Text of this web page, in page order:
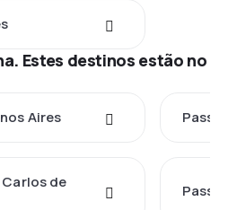
Estes destinos estão no
Aires
Carlos de